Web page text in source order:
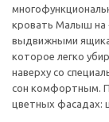
кровать Малыш на
выдвижными
которое легко
наверху со
сон комфортным.
цветных фасадах: